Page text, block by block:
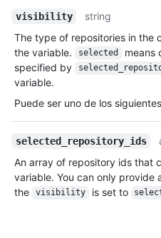
visibility
string
The type of repositories in the
the variable.
selected
means
specified by
variable.
Puede ser uno de los siguientes
selected_repository_ids
An array of repository ids that
variable. You can only provide
the
visibility is set to